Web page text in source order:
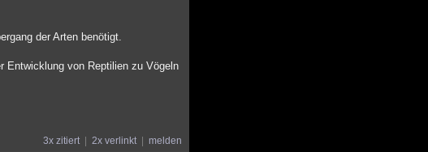
der Arten benötigt.
Entwicklung von Reptilien zu Vögeln
3x zitiert 2x verlinkt melden